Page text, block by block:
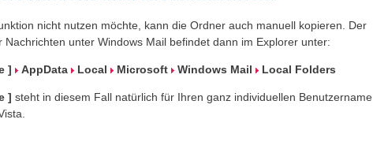
nicht nutzen möchte, kann die Ordner auch manuell kopieren. Der
Nachrichten unter Windows Mail befindet dann im Explorer unter:
] AppData Local Microsoft Windows Mail Local Folders
] steht in diesem Fall natürlich für Ihren ganz individuellen Benutzername